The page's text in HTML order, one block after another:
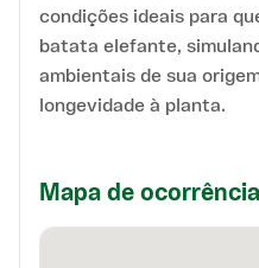
condições ideais para
batata elefante,
ambientais de sua
longevidade à planta.
Mapa de ocorrência